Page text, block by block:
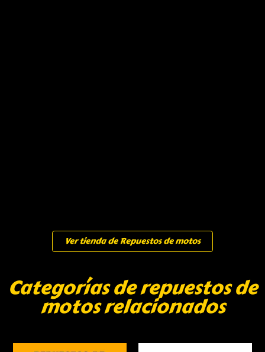
Ver tienda de Repuestos de motos
Categorías de repuestos de
motos relacionados